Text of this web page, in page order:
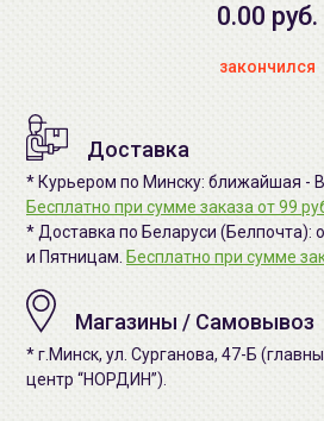
0.00 руб.
закончился
Доставка
* Курьером по Минску: ближайшая -
Бесплатно при сумме заказа от 99
* Доставка по Беларуси (Белпочта):
и Пятницам. Бесплатно при сумме
Магазины / Самовывоз
* г.Минск, ул. Сурганова, 47-Б
центр “НОРДИН”).